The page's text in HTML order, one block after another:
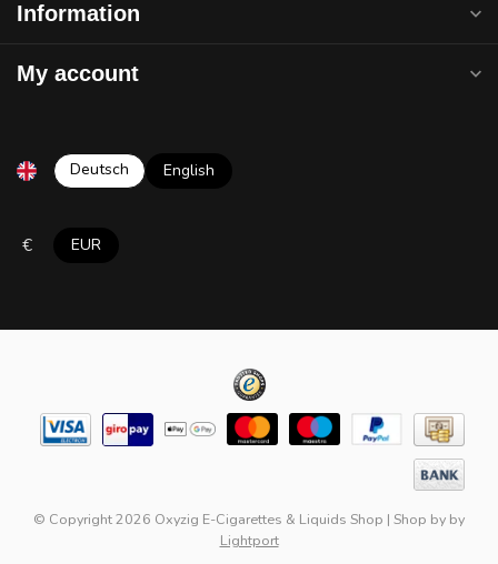
Information
My account
Deutsch English
€ EUR
© Copyright 2026 Oxyzig E-Cigarettes & Liquids Shop | Shop by by
Lightport